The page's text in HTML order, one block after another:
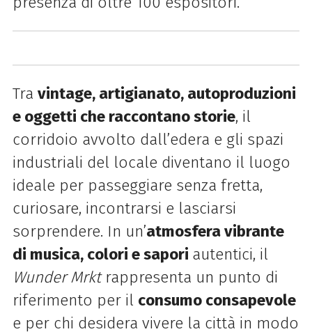
Tra vintage, artigianato, autoproduzioni
e oggetti che raccontano storie, il
corridoio avvolto dall’edera e gli spazi
industriali del locale diventano il luogo
ideale per passeggiare senza fretta,
curiosare, incontrarsi e lasciarsi
sorprendere. In un’atmosfera vibrante
di musica, colori e sapori autentici, il
Wunder Mrktrappresenta un punto di
riferimento per il consumo consapevole
e per chi desidera vivere la città in modo